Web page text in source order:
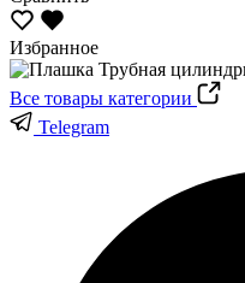
Избранное
Все товары категории
Telegram